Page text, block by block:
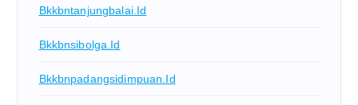
Bkkbntanjungbalai.id
Bkkbnsibolga.id
Bkkbnpadangsidimpuan.id